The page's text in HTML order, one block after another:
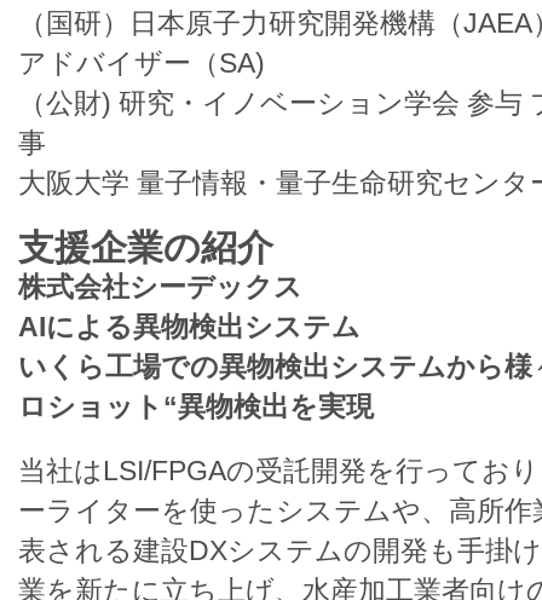
（国研）日本原子力研究開発機構（
アドバイザー（SA)
（公財) 研究・イノベーション学会 参
事
大阪大学 量子情報・量子生命研究センタ
支援企業の紹介
株式会社シーデックス
AIによる異物検出システム
いくら工場での異物検出システムから
ロショット“異物検出を実現
当社はLSI/FPGAの受託開発を行ってお
ーライターを使ったシステムや、高所
表される建設DXシステムの開発も手掛
業を新たに立ち上げ、水産加工業者向け